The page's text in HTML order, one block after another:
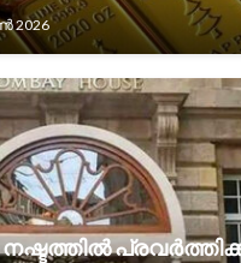
2026
നഷ്ടത്തിൽ